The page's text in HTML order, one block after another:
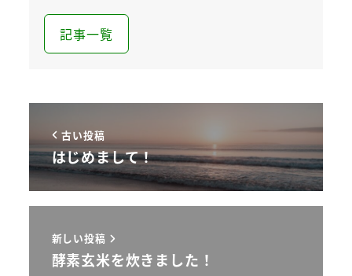
記事一覧
古い投稿
はじめまして！
新しい投稿
酵素玄米を炊きました！